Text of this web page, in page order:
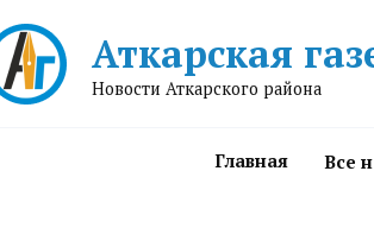
Аткарская
Новости Аткарского района
Главная Все